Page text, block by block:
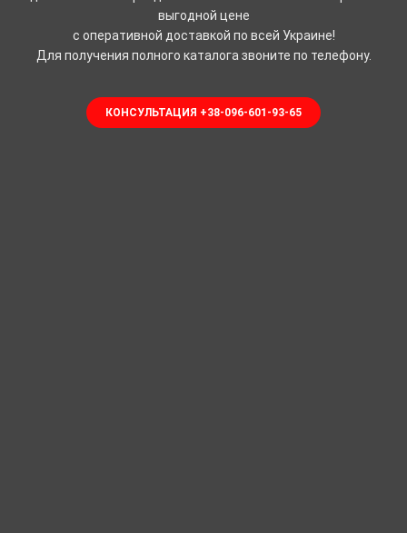
выгодной цене
с оперативной доставкой по всей Украине!
Для получения полного каталога звоните по телефону.
КОНСУЛЬТАЦИЯ +38-096-601-93-65